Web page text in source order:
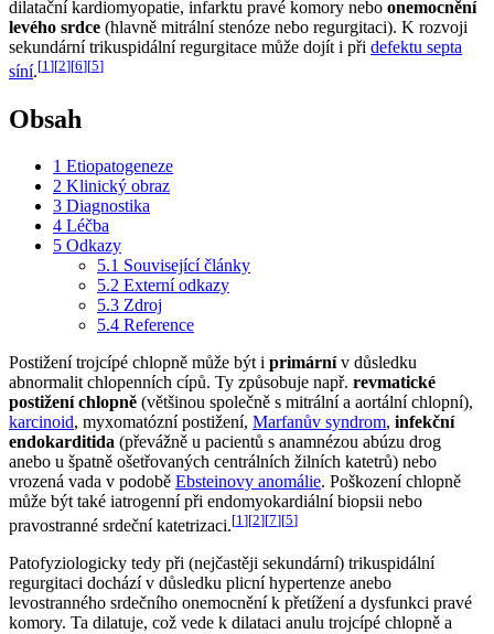
dilatační kardiomyopatie, infarktu pravé komory nebo onemocnění
levého srdce (hlavně mitrální stenóze nebo regurgitaci). K rozvoji
sekundární trikuspidální regurgitace může dojít i při defektu septa
síní.[1][2][6][5]
Obsah
1 Etiopatogeneze
2 Klinický obraz
3 Diagnostika
4 Léčba
5 Odkazy
5.1 Související články
5.2 Externí odkazy
5.3 Zdroj
5.4 Reference
Postižení trojcípé chlopně může být i primárnív důsledku
abnormalit chlopenních cípů. Ty způsobuje např. revmatické
postižení chlopně (většinou společně s mitrální a aortální chlopní),
karcinoid, myxomatózní postižení, Marfanův syndrom, infekční
endokarditida (převážně u pacientů s anamnézou abúzu drog
anebo u špatně ošetřovaných centrálních žilních katetrů) nebo
vrozená vada v podobě Ebsteinovy anomálie. Poškození chlopně
může být také iatrogenní při endomyokardiální biopsii nebo
pravostranné srdeční katetrizaci.[1 ][2][7][5]
Patofyziologicky tedy při (nejčastěji sekundární) trikuspidální
regurgitaci dochází v důsledku plicní hypertenze anebo
levostranného srdečního onemocnění k přetížení a dysfunkci pravé
komory. Ta dilatuje, což vede k dilataci anulu trojcípé chlopně a